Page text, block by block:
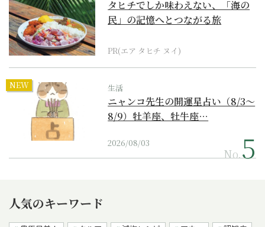
タヒチでしか味わえない、「海の
民」の記憶へとつながる旅
PR(エア タヒチ ヌイ)
NEW 生活
ニャンコ先生の開運星占い（8/3～
8/9）牡羊座、牡牛座…
2026/08/03
No.
人気のキーワード